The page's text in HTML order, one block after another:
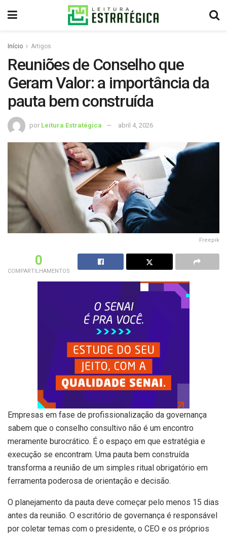
Início Artigos
Reuniões de Conselho que
Geram Valor: a importância da
pauta bem construída
por Leitura Estratégica abril 4, 2026
Freepik
0
COMPARTILHAMENTOS
Empresas em fase de profissionalização da governança
sabem que o conselho consultivo não é um encontro
meramente burocrático. É o espaço em que estratégia e
execução se encontram. Uma pauta bem construída
transforma a reunião de um simples ritual obrigatório em
ferramenta poderosa de orientação e decisão.
O planejamento da pauta deve começar pelo menos 15 dias
antes da reunião. O escritório de governança é responsável
por coletar temas com o presidente, o CEO e os próprios